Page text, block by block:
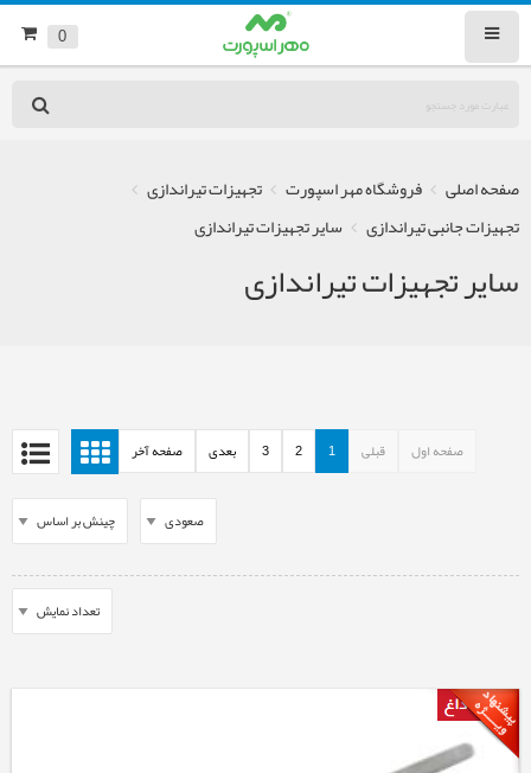
0
صفحه اصلی فروشگاه مهر اسپورت
تجهیزات تیراندازی
تجهیزات جانبی تیراندازی
سایر تجهیزات تیراندازی
سایر تجهیزات تیراندازی
صفحه اول قبلی 1
2
3 بعدی صفحه آخر